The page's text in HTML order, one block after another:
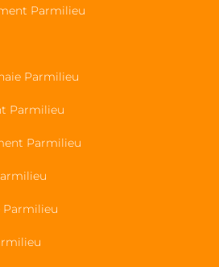
Parmilieu
Parmilieu
Parmilieu
Parmilieu
Parmilieu